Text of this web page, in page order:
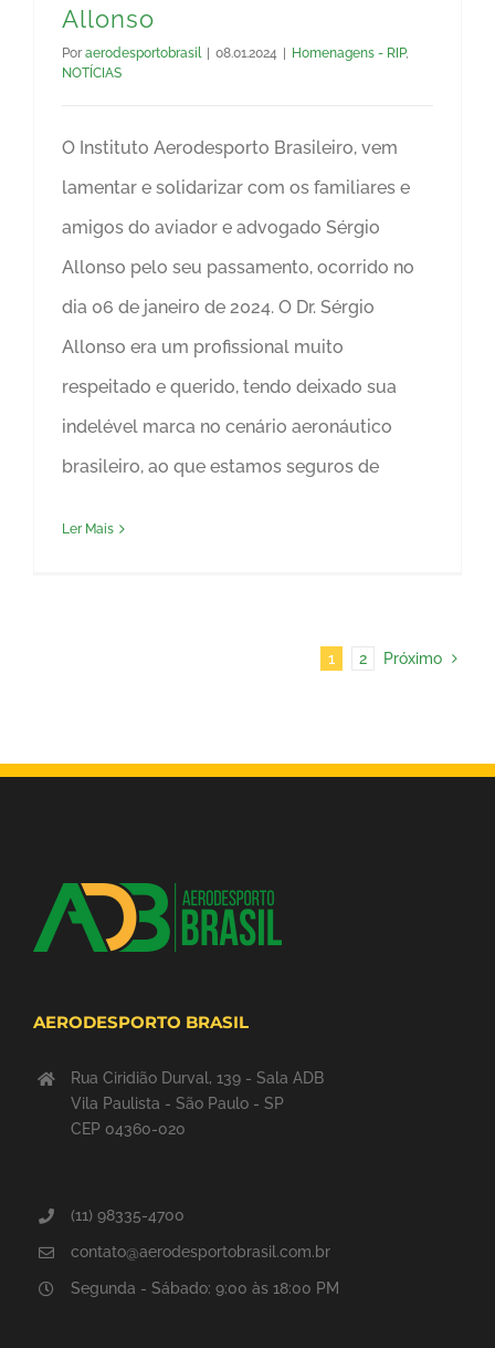
Allonso
Por aerodesportobrasil 08.01.2024 Homenagens - RIP,
NOTÍCIAS
O Instituto Aerodesporto Brasileiro, vem
lamentar e solidarizar com os familiares e
amigos do aviador e advogado Sérgio
Allonso pelo seu passamento, ocorrido no
dia 06 de janeiro de 2024. O Dr. Sérgio
Allonso era um profissional muito
respeitado e querido, tendo deixado sua
indelével marca no cenário aeronáutico
brasileiro, ao que estamos seguros de
Ler Mais
1 2 Próximo
AERODESPORTO BRASIL
Rua Ciridião Durval, 139 - Sala ADB
Vila Paulista - São Paulo - SP
CEP 04360-020
(11) 98335-4700
contato@aerodesportobrasil.com.br
Segunda - Sábado: 9:00 às 18:00 PM